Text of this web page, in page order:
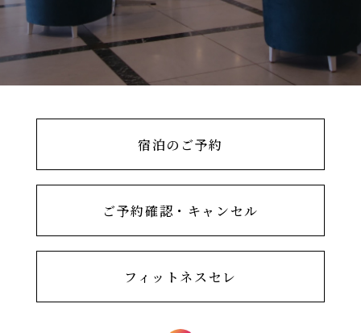
宿泊のご予約
ご予約確認・キャンセル
フィットネスセレ